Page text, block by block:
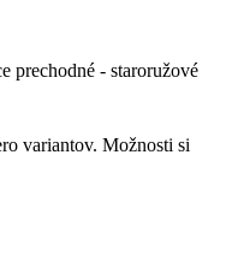
prechodné - staroružové
variantov. Možnosti si